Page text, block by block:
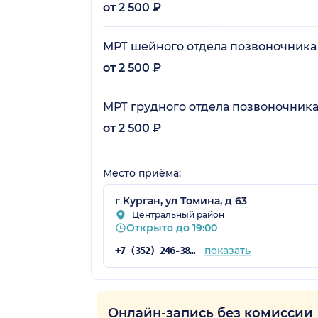
от 2 500 ₽
МРТ шейного отдела позвоночника
от 2 500 ₽
МРТ грудного отдела позвоночника
от 2 500 ₽
Место приёма:
г Курган, ул Томина, д 63
Центральный район
Открыто до 19:00
+7 (352) 246-38-20 показать
Онлайн-запись без комиссии